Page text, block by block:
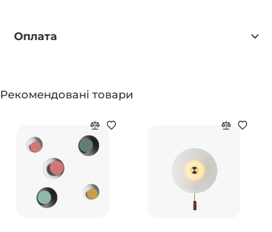
Оплата
Рекомендовані товари